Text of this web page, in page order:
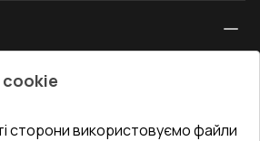
сторони використовуємо файли